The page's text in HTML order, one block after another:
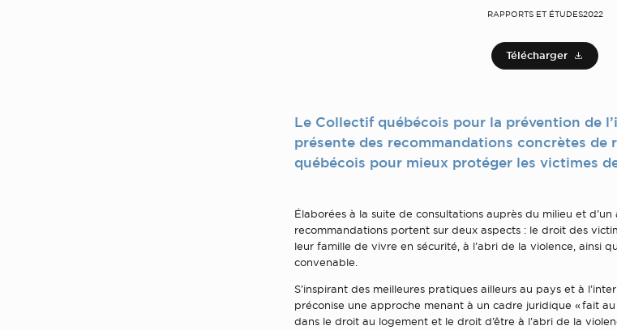
RAPPORTS ET ÉTUDES2022
Télécharger
Le Collectif québécois pour la prévention de
présente des recommandations concrètes de
québécois pour mieux protéger les victimes
Élaborées à la suite de consultations auprès du milieu et d’un
recommandations portent sur deux aspects : le droit des
leur famille de vivre en sécurité, à l’abri de la violence, ainsi
convenable.
S’inspirant des meilleures pratiques ailleurs au pays et à
préconise une approche menant à un cadre juridique « fait
dans le droit au logement et le droit d’être à l’abri de la